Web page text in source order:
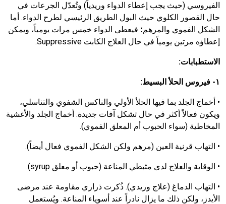
الفيروسي (حيث يجب إعطاء الدواء وريدياً) وتُعدّل الجرعات في
حال القصور الكلوي حيث البول الطريق الرئيسي لطرح الدواء. أما
الشكل الفموي والمرهم؛ فيعطى الدواء خمس مرات يومياً، ويمكن
إعطاؤه مرتين يومياً في حال العلاج الكابت Suppressive
.
الاستطبابات:
١- فيروس الحلأ البسيط:
• أخماج الجلد بما فيها الحلأ الأولي والناكس الشفوي والتناسلي،
ويكون فعالاً أكثر في حال تشكل آفات جديدة. أخماج الجلد والأغشية
المخاطية (سواء الحبوب أم المعلق الفموي).
• التهاب قرنية العين (مرهم ولكن الشكل الفموي فعال أيضاً).
• الوقاية والعلاج لدى مثبطي المناعة (حبوب أو معلق syrup
).
• التهاب الدماغ (علاج وريدي). ذُكرت ذراري مقاومة عند مرضى
الأيدز، ولكن ذلك ما يزال نادراً عند أسوياء المناعة. ويُستعمل